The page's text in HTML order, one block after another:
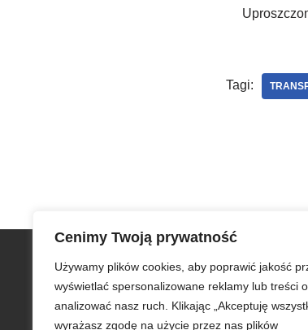
Cenimy Twoją prywatność
Używamy plików cookies, aby poprawić jakość
wyświetlać spersonalizowane reklamy lub treści
analizować nasz ruch. Klikając „Akceptuję
wyrażasz zgodę na użycie przez nas plików
Tagi:
Szybkie menu
Zamów iCargo
Testuj bezpłatnie iCargo
iCargo dla edukacji